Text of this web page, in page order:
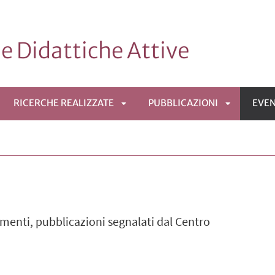
Didattiche Attive
RICERCHE REALIZZATE PUBBLICAZIONI
pubblicazioni segnalati dal Centro